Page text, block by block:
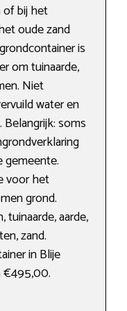
of bij het
oude zand
is
om tuinaarde,
Niet
water en
soms
gemeente.
voor het
grond.
tuinaarde, aarde,
zand.
in Blije
€495,00.